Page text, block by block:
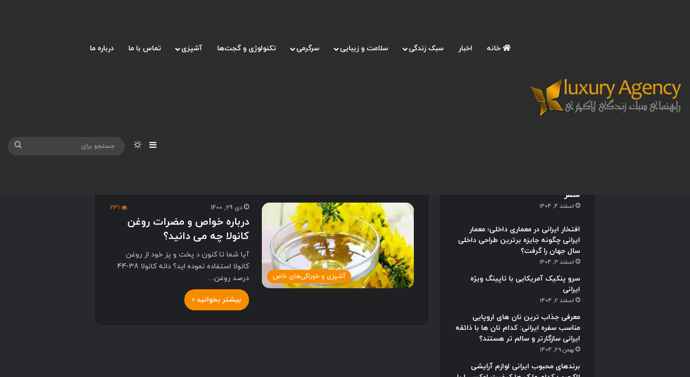
خانه اخبار سبک زندگی سلامت و زیبایی سرگرمی تکنولوژی و گجت‌ها آشپزی تماس با ما درباره ما
نوارکناریتغییر پوسته
آشپزی و خوراکی‌های خاص
دی 29, 1400 231
درباره خواص و مضرات روغن
کانولا چه می دانید؟
آیا شما تا کنون د پخت و پز خود از روغن
کانولا استفاده نموده اید؟ دانه کانولا 38-44
درصد روغن…
بیشتر بخوانید »
نوشته های تازه
سفر
اسفند 4, 1404
افتخار ایرانی در معماری داخلی؛ معمار
ایرانی چگونه جایزه برترین طراحی داخلی
سال جهان را گرفت؟
اسفند 3, 1404
سرو پنکیک آمریکایی با تاپینگ ویژه
ایرانی
اسفند 2, 1404
معرفی جذاب ترین نان های اروپایی
مناسب سفره ایرانی: کدام نان ها با ذائقه
ایرانی سازگارتر و سالم تر هستند؟
بهمن 29, 1404
برندهای محبوب ایرانی لوازم آرایشی